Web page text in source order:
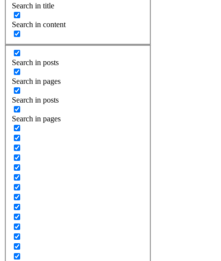
Search in title
Search in content
Search in posts
Search in pages
Search in posts
Search in pages